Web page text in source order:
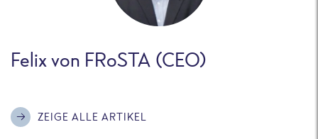
Felix von FRoSTA (CEO)
ZEIGE ALLE ARTIKEL